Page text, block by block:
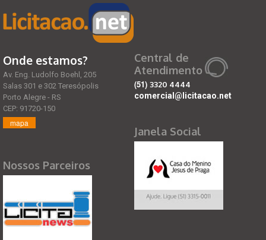
Onde estamos?
Av. Eng. Ludolfo Boehl, 205
Salas 301 e 302 Teresópolis
Porto Alegre - RS
CEP: 91720-150
mapa
Nossos Parceiros
Central de
Atendimento
(51) 3320 4444
comercial@licitacao.net
Janela Social